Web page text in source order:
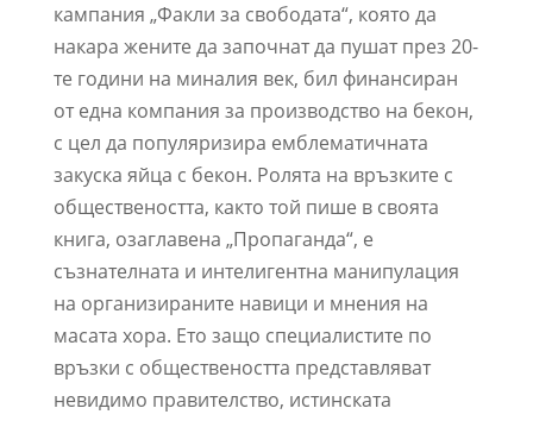
кампания „Факли за свободата“, която да
накара жените да започнат да пушат през 20-
те години на миналия век, бил финансиран
от една компания за производство на бекон,
с цел да популяризира емблематичната
закуска яйца с бекон. Ролята на връзките с
обществеността, както той пише в своята
книга, озаглавена „Пропаганда“, е
съзнателната и интелигентна манипулация
на организираните навици и мнения на
масата хора. Ето защо специалистите по
връзки с обществеността представляват
невидимо правителство, истинската